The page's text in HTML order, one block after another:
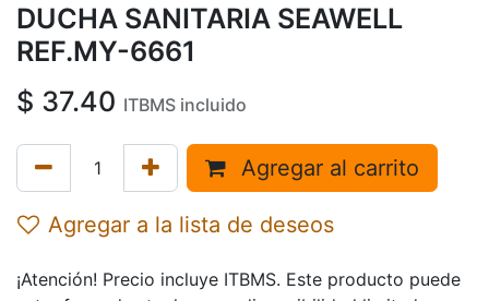
DUCHA SANITARIA SEAWELL
REF.MY-6661
$ 37.40 ITBMS incluido
Agregar al carrito
Agregar a la lista de deseos
¡Atención! Precio incluye ITBMS. Este producto puede